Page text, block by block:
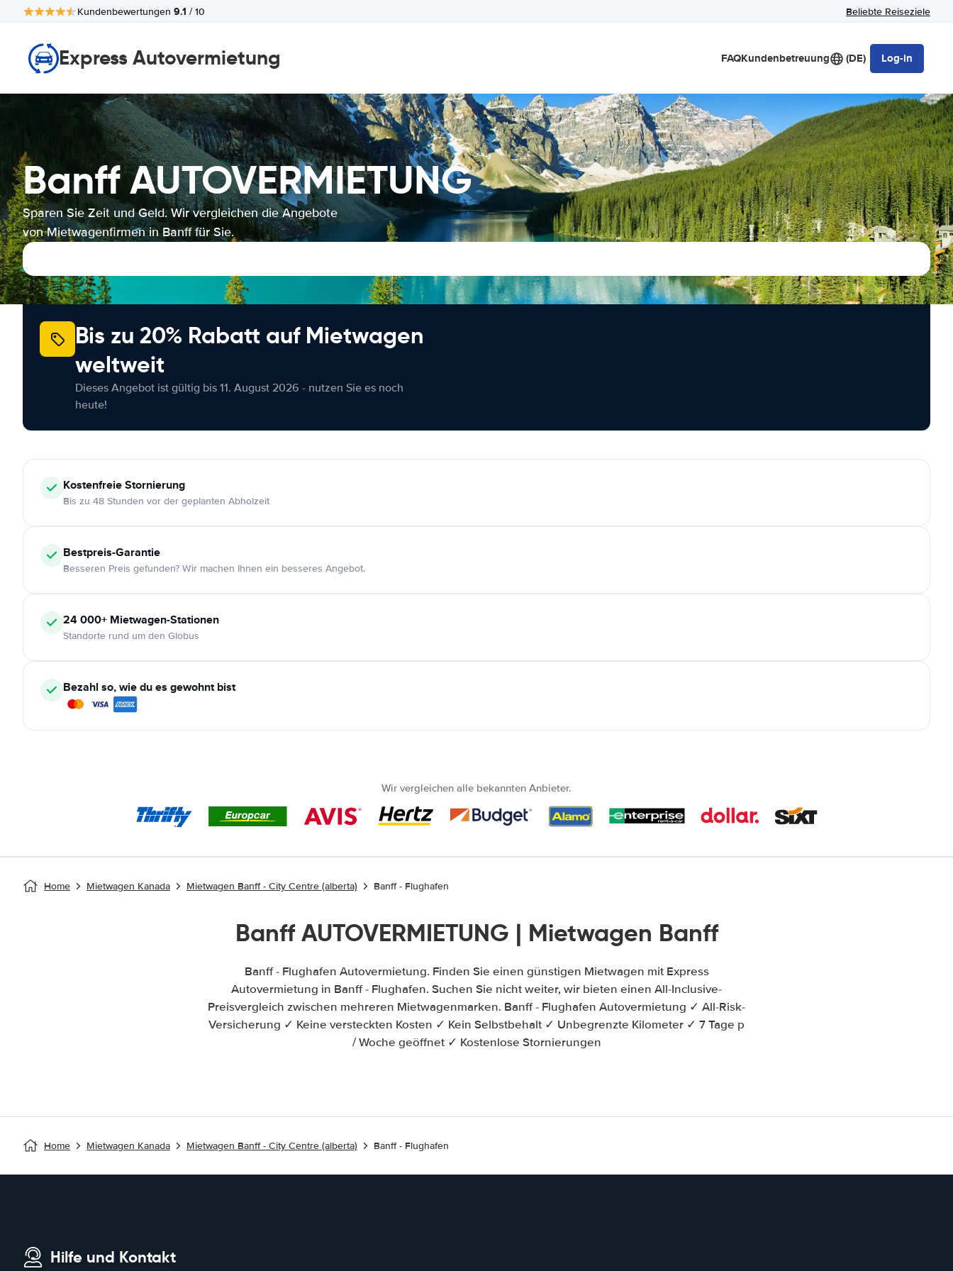
Kundenbewertungen 9.1 / 10 Beliebte Reiseziele
Express Autovermietung FAQKundenbetreuung (DE) Log-in
Banff AUTOVERMIETUNG
Sparen Sie Zeit und Geld. Wir vergleichen die Angebote
von Mietwagenfirmen in Banff für Sie.
Bis zu 20% Rabatt auf Mietwagen
weltweit
Dieses Angebot ist gültig bis 11. August 2026 - nutzen Sie es noch
heute!
KostenfreieStornierung
Bis zu 48 Stunden vor der geplanten Abholzeit
Bestpreis-Garantie
Besseren Preis gefunden? Wir machen Ihnen ein besseres Angebot.
24 000+ Mietwagen-Stationen
Standorte rund um den Globus
Bezahl so, wie du es gewohnt bist
Wir vergleichen alle bekannten Anbieter.
Home Mietwagen Kanada Mietwagen Banff - City Centre (alberta) Banff - Flughafen
Banff AUTOVERMIETUNG | Mietwagen Banff
Banff - Flughafen Autovermietung. Finden Sie einen günstigen Mietwagen mit Express
Autovermietung in Banff - Flughafen. Suchen Sie nicht weiter, wir bieten einen All-Inclusive-
Preisvergleich zwischen mehreren Mietwagenmarken. Banff - Flughafen Autovermietung ✓ All-Risk-
Versicherung ✓ Keine versteckten Kosten ✓ Kein Selbstbehalt ✓ Unbegrenzte Kilometer ✓ 7 Tage p
/ Woche geöffnet ✓ Kostenlose Stornierungen
Home Mietwagen Kanada Mietwagen Banff - City Centre (alberta) Banff - Flughafen
Hilfe und Kontakt